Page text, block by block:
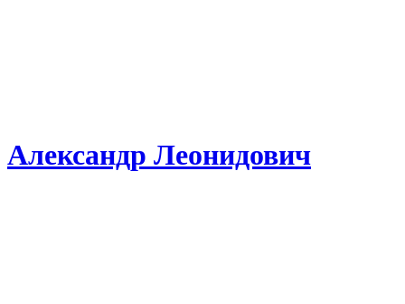
Александр Леонидович